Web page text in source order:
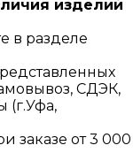
изделий
в разделе
СДЭК,
(г.Уфа,
заказе от 3 000